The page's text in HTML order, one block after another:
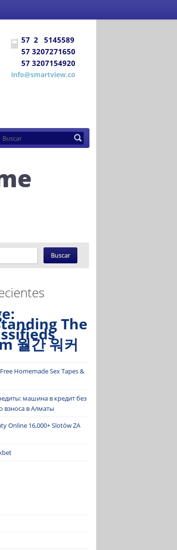
para prestar los
57 2 5145589
57 3207271650
57 3207154920
info@smartview.co
The
월간 워커
Homemade Sex Tapes &
машина в кредит без
взноса в Алматы
Online 16,000+ Slotów ZA